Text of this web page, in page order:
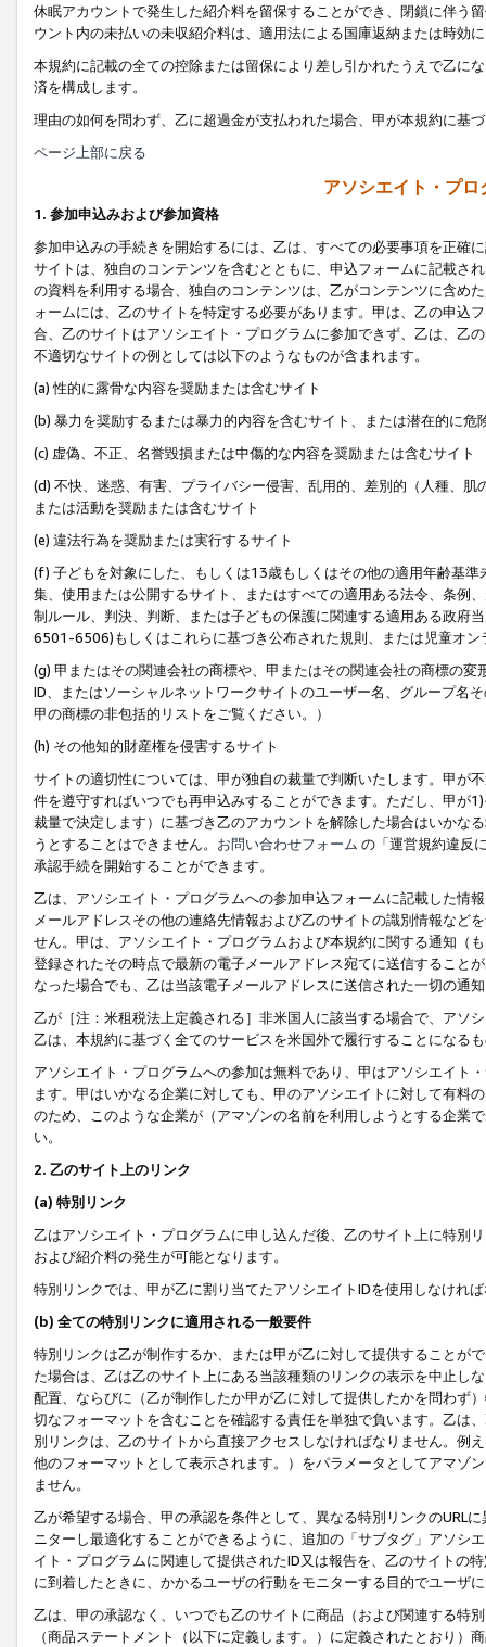
休眠アカウントで発生した紹介料を留保することができ、閉鎖に伴う
ウント内の未払いの未収紹介料は、適用法による国庫返納または時効
本規約に記載の全ての控除または留保により差し引かれたうえで乙に
済を構成します。
理由の如何を問わず、乙に超過金が支払われた場合、甲が本規約に基
ページ上部に戻る
アソシエイト・プ
1. 参加申込みおよび参加資格
参加申込みの手続きを開始するには、乙は、すべての必要事項を正確
サイトは、独自のコンテンツを含むとともに、申込フォームに記載さ
の資料を利用する場合、独自のコンテンツは、乙がコンテンツに含め
ォームには、乙のサイトを特定する必要があります。甲は、乙の申込
合、乙のサイトはアソシエイト・プログラムに参加できず、乙は、乙
不適切なサイトの例としては以下のようなものが含まれます。
(a) 性的に露骨な内容を奨励または含むサイト
(b) 暴力を奨励するまたは暴力的内容を含むサイト、または潜在的に
(c) 虚偽、不正、名誉毀損または中傷的な内容を奨励または含むサイト
(d) 不快、迷惑、有害、プライバシー侵害、乱用的、差別的（人種、
または活動を奨励または含むサイト
(e) 違法行為を奨励または実行するサイト
(f) 子どもを対象にした、もしくは13歳もしくはその他の適用年齢基
集、使用または公開するサイト、またはすべての適用ある法令、条例
制ルール、判決、判断、または子どもの保護に関連する適用ある政府
6501-6506)もしくはこれらに基づき公布された規則、または児童オン
(g) 甲またはその関連会社の商標や、甲またはその関連会社の商標の
ID、またはソーシャルネットワークサイトのユーザー名、グループ名
甲の商標の非包括的リストをご覧ください。）
(h) その他知的財産権を侵害するサイト
サイトの適切性については、甲が独自の裁量で判断いたします。甲が
件を遵守すればいつでも再申込みすることができます。ただし、甲が
裁量で決定します）に基づき乙のアカウントを解除した場合はいかな
うとすることはできません。 お問い合わせフォーム の「運営規約違反
承認手続を開始することができます。
乙は、アソシエイト・プログラムへの参加申込フォームに記載した情
メールアドレスその他の連絡先情報および乙のサイトの識別情報など
せん。甲は、アソシエイト・プログラムおよび本規約に関する通知（
登録されたその時点で最新の電子メールアドレス宛てに送信すること
なった場合でも、乙は当該電子メールアドレスに送信された一切の通
乙が［注：米租税法上定義される］非米国人に該当する場合で、アソ
乙は、本規約に基づく全てのサービスを米国外で履行することになる
アソシエイト・プログラムへの参加は無料であり、甲はアソシエイト
ます。甲はいかなる企業に対しても、甲のアソシエイトに対して有料
のため、このような企業が（アマゾンの名前を利用しようとする企業
い。
2. 乙のサイト上のリンク
(a) 特別リンク
乙はアソシエイト・プログラムに申し込んだ後、乙のサイト上に特別
および紹介料の発生が可能となります。
特別リンクでは、甲が乙に割り当てたアソシエイトIDを使用しなけれ
(b) 全ての特別リンクに適用される一般要件
特別リンクは乙が制作するか、または甲が乙に対して提供することが
た場合は、乙は乙のサイト上にある当該種類のリンクの表示を中止し
配置、ならびに（乙が制作したか甲が乙に対して提供したかを問わず
切なフォーマットを含むことを確認する責任を単独で負います。乙は
別リンクは、乙のサイトから直接アクセスしなければなりません。例
他のフォーマットとして表示されます。）をパラメータとしてアマゾ
ません。
乙が希望する場合、甲の承認を条件として、異なる特別リンクのURL
ニターし最適化することができるように、追加の「サブタグ」アソシ
イト・プログラムに関連して提供されたID又は報告を、乙のサイトの
に到着したときに、かかるユーザの行動をモニターする目的でユーザ
乙は、甲の承認なく、いつでも乙のサイトに商品（および関連する特
（商品ステートメント（以下に定義します。）に定義されたとおり